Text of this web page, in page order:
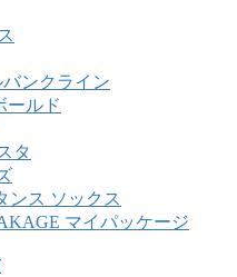
ンクライン
ールド
タ
ンス ソックス
マイパッケージ